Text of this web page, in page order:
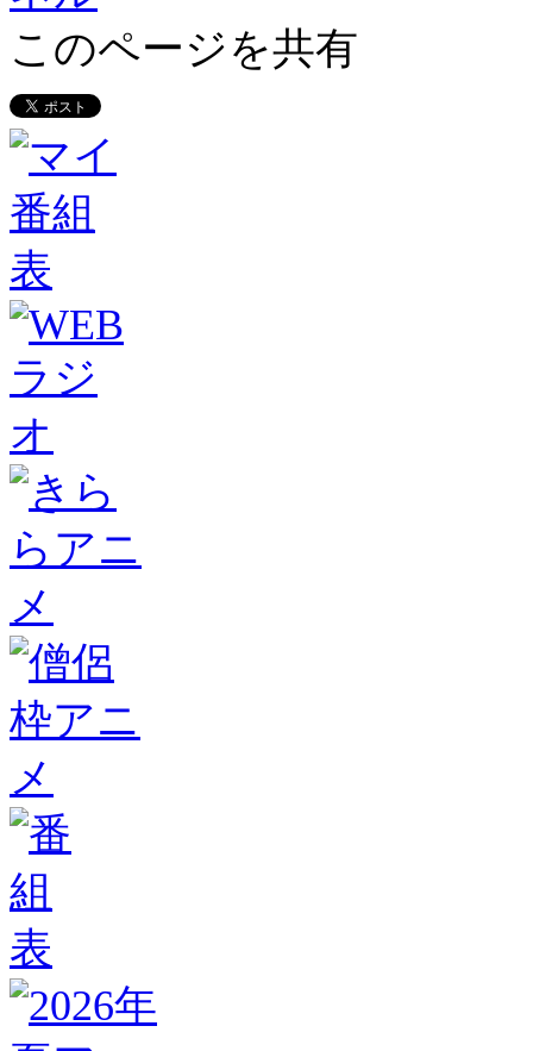
このページを共有